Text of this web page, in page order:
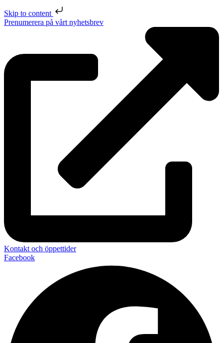
Skip to content
Prenumerera på vårt nyhetsbrev
Kontakt och öppettider
Facebook